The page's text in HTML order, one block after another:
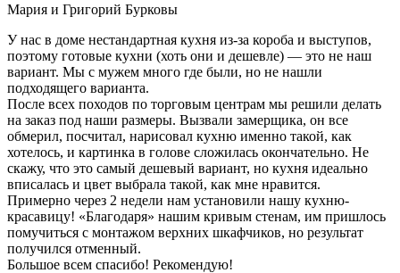
Мария и Григорий Бурковы
У нас в доме нестандартная кухня из-за короба и выступов,
поэтому готовые кухни (хоть они и дешевле) — это не наш
вариант. Мы с мужем много где были, но не нашли
подходящего варианта.
После всех походов по торговым центрам мы решили делать
на заказ под наши размеры. Вызвали замерщика, он все
обмерил, посчитал, нарисовал кухню именно такой, как
хотелось, и картинка в голове сложилась окончательно. Не
скажу, что это самый дешевый вариант, но кухня идеально
вписалась и цвет выбрала такой, как мне нравится.
Примерно через 2 недели нам установили нашу кухню-
красавицу! «Благодаря» нашим кривым стенам, им пришлось
помучиться с монтажом верхних шкафчиков, но результат
получился отменный.
Большое всем спасибо! Рекомендую!